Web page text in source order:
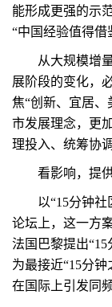
能形成更强的示
“中国经验值得借
从大规模增量
展阶段的变化，
焦“创新、宜居
市发展理念，更
理投入、统筹协
看影响，提供
以“15分钟社区
论坛上，这一方
法国巴黎提出
为最接近“15分
在国际上引发同